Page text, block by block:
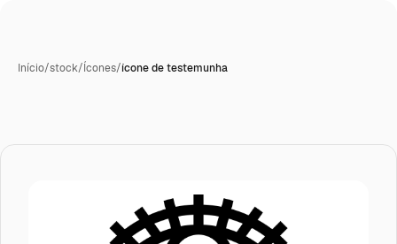
Início/stock/Ícones/ícone de testemunha